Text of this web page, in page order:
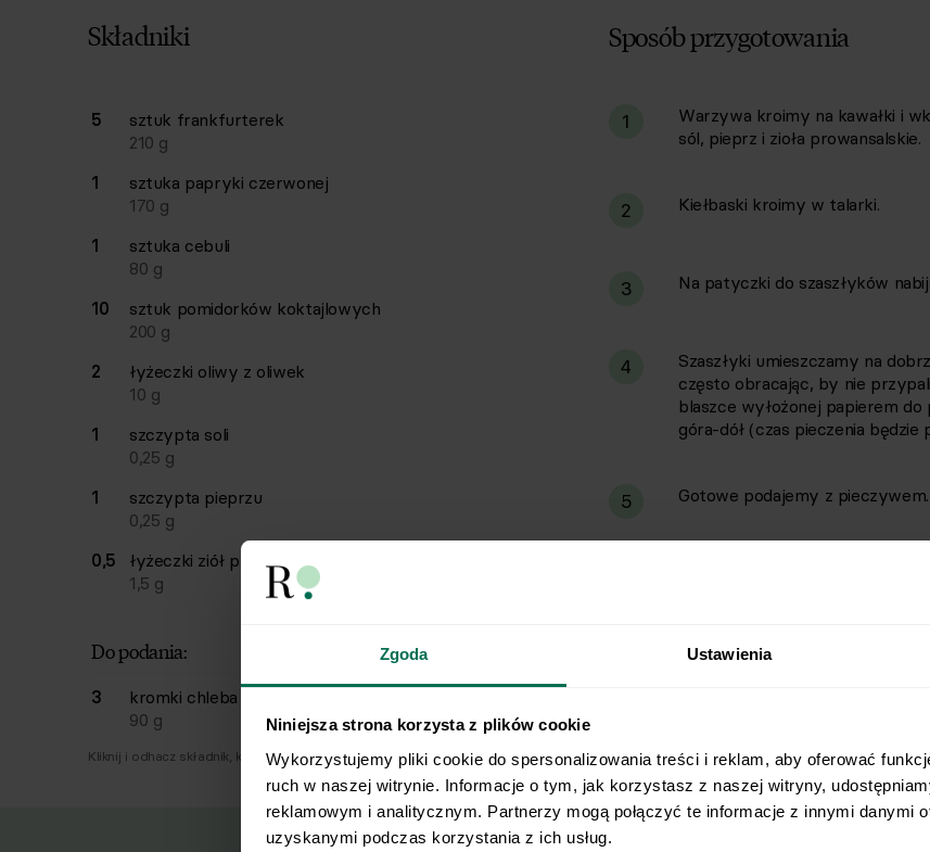
Zgoda Ustawienia
Niniejsza strona korzysta z plików cookie
Wykorzystujemy pliki cookie do spersonalizowania treści i reklam, aby oferować
ruch w naszej witrynie. Informacje o tym, jak korzystasz z naszej witryny,
reklamowym i analitycznym. Partnerzy mogą połączyć te informacje z innymi danymi
uzyskanymi podczas korzystania z ich usług.
Składniki
Lista składników przepisu z ilościami i wagami
IlośćSkładnik
5 sztuk frankfurterek
210 g
1
sztuka papryki czerwonej
170 g
1
sztuka cebuli
80 g
10
sztuk pomidorków koktajlowych
200 g
2
łyżeczki oliwy z oliwek
10 g
1
szczypta soli
0,25 g
1
szczypta pieprzu
0,25 g
0,5
łyżeczki ziół prowansalskich
1,5 g
Do podania:
3 kromki chleba żytniego razowego
90 g
Kliknij i odhacz składnik, który już masz.
Sposób przygotowania
1
Warzywa kroimy na kawałki i
sól, pieprz i zioła prowansalskie.
2 Kiełbaski kroimy w talarki.
3 Na patyczki do szaszłyków
4
Szaszłyki umieszczamy na
często obracając, by nie
blaszce wyłożonej papierem
góra-dół (czas pieczenia
5 Gotowe podajemy z pieczywem.